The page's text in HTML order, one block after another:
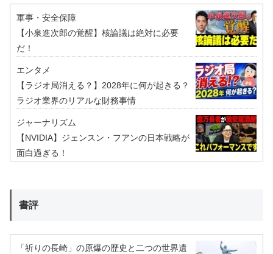
軍事・安全保障
【小泉進次郎の覚醒】核論議は絶対に必要
だ！
エンタメ
【ラジオ局消える？】2028年に何が起きる？
ラジオ業界のリアルな財務事情
ジャーナリズム
【NVIDIA】ジェンスン・フアンの日本戦略が
面白過ぎる！
書評
「祈りの長崎」の原爆の歴史と二つの世界遺